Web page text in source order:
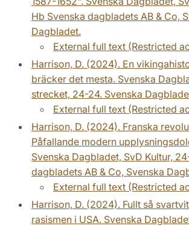
Hb Svenska dagbladets AB & Co,
Dagbladet.
External full text (Restricted
Harrison, D. (2024). En
bräcker det mesta. Svenska
strecket, 24-24. Svenska
External full text (Restricted
Harrison, D. (2024). Franska
Påfallande modern
Svenska Dagbladet, SvD Kultur,
dagbladets AB & Co, Svenska
External full text (Restricted
Harrison, D. (2024). Fullt så
rasismen i USA. Svenska